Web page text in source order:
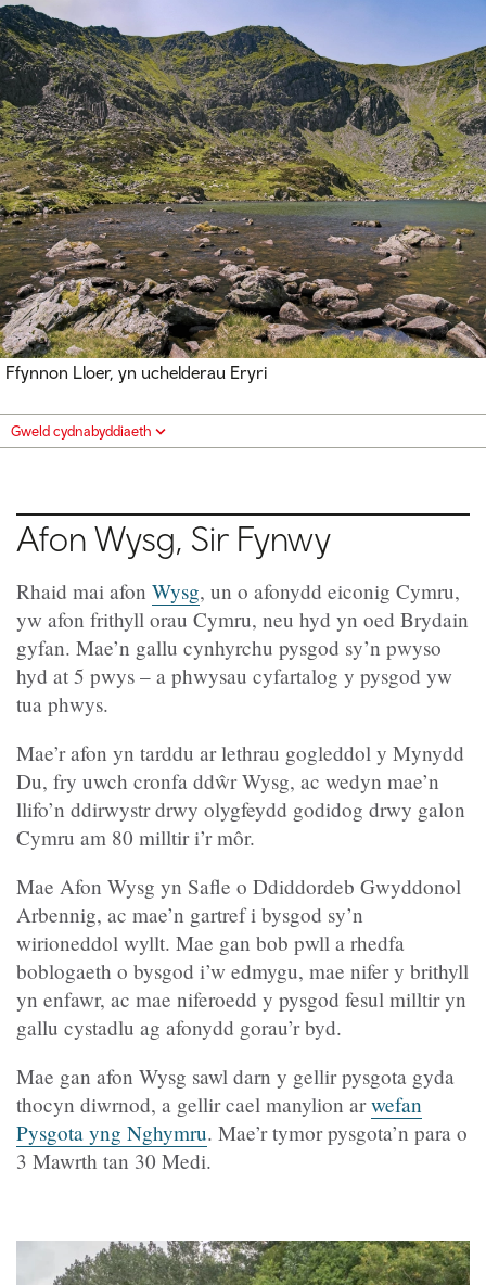
Ffynnon Lloer, yn uchelderau Eryri
Gweld cydnabyddiaeth
Afon Wysg, Sir Fynwy
Rhaid mai afon Wysg, un o afonydd eiconig Cymru,
yw afon frithyll orau Cymru, neu hyd yn oed Brydain
gyfan. Mae’n gallu cynhyrchu pysgod sy’n pwyso
hyd at 5 pwys – a phwysau cyfartalog y pysgod yw
tua phwys.
Mae’r afon yn tarddu ar lethrau gogleddol y Mynydd
Du, fry uwch cronfa ddŵr Wysg, ac wedyn mae’n
llifo’n ddirwystr drwy olygfeydd godidog drwy galon
Cymru am 80 milltir i’r môr.
Mae Afon Wysg yn Safle o Ddiddordeb Gwyddonol
Arbennig, ac mae’n gartref i bysgod sy’n
wirioneddol wyllt. Mae gan bob pwll a rhedfa
boblogaeth o bysgod i’w edmygu, mae nifer y brithyll
yn enfawr, ac mae niferoedd y pysgod fesul milltir yn
gallu cystadlu ag afonydd gorau’r byd.
Mae gan afon Wysg sawl darn y gellir pysgota gyda
thocyn diwrnod, a gellir cael manylion arwefan
Pysgota yng Nghymru. Mae’r tymor pysgota’n para o
3 Mawrth tan 30 Medi.